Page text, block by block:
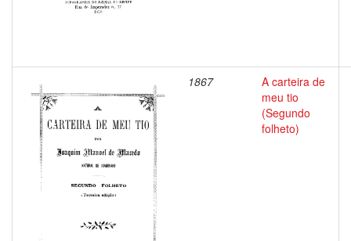
1867
A carteira de
meu tio
(Segundo
folheto)